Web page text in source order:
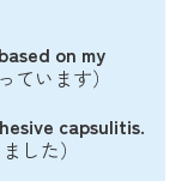
on my
ています）
capsulitis.
した）